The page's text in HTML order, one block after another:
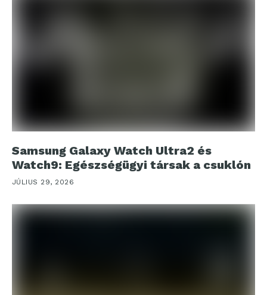
Samsung Galaxy Watch Ultra2 és
Watch9: Egészségügyi társak a csuklón
JÚLIUS 29, 2026